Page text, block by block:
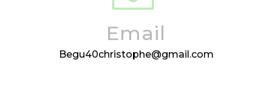
Email
begu40christophe@gmail.com